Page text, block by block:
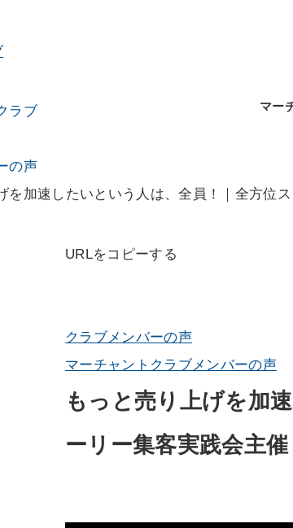
マー
ラブ
の声
を加速したいという人は、全員！｜全方位
URLをコピーする
クラブメンバーの声
マーチャントクラブメンバーの声
もっと売り上げを加
ーリー集客実践会主